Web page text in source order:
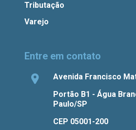
Tributação
Varejo
Entre em contato
Avenida Francisco
Portão B1 - Água
Paulo/SP
CEP 05001-200